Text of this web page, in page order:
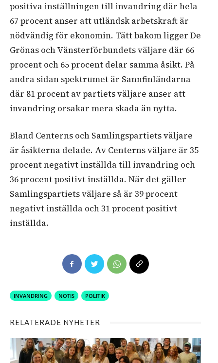
positiva inställningen till invandring där hela
67 procent anser att utländsk arbetskraft är
nödvändig för ekonomin. Tätt bakom ligger De
Grönas och Vänsterförbundets väljare där 66
procent och 65 procent delar samma åsikt. På
andra sidan spektrumet är Sannfinländarna
där 81 procent av partiets väljare anser att
invandring orsakar mera skada än nytta.
Bland Centerns och Samlingspartiets väljare
är åsikterna delade. Av Centerns väljare är 35
procent negativt inställda till invandring och
36 procent positivt inställda. När det gäller
Samlingspartiets väljare så är 39 procent
negativt inställda och 31 procent positivt
inställda.
INVANDRING NOTIS POLITIK
RELATERADE NYHETER